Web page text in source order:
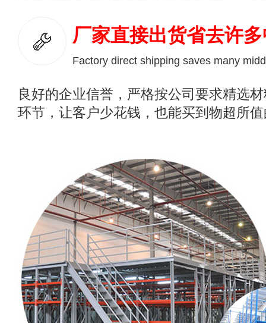
厂家直接出货省去许
Factory direct shipping saves many
良好的企业信誉，严格按公司要求精选
环节，让客户少花钱，也能买到物超所